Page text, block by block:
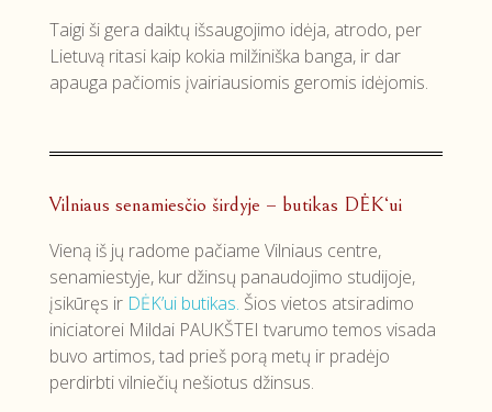
Taigi ši gera daiktų išsaugojimo idėja, atrodo, per
Lietuvą ritasi kaip kokia milžiniška banga, ir dar
apauga pačiomis įvairiausiomis geromis idėjomis.
Vilniaus senamiesčio širdyje – butikas DĖK‘ui
Vieną iš jų radome pačiame Vilniaus centre,
senamiestyje, kur džinsų panaudojimo studijoje,
įsikūręs ir DĖK’ui butikas. Šios vietos atsiradimo
iniciatorei Mildai PAUKŠTEI tvarumo temos visada
buvo artimos, tad prieš porą metų ir pradėjo
perdirbti vilniečių nešiotus džinsus.